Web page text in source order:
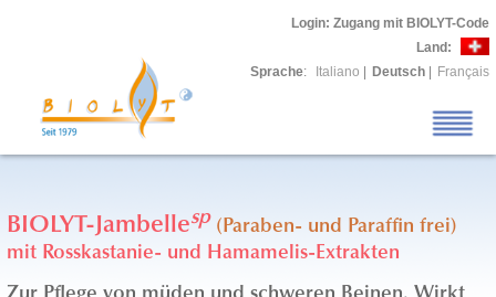
Login: Zugang mit BIOLYT-Code
Land:
Sprache: Italiano Deutsch Français
BIOLYT-Jambellesp (Paraben- und Paraffin frei)
mit Rosskastanie- und Hamamelis-Extrakten